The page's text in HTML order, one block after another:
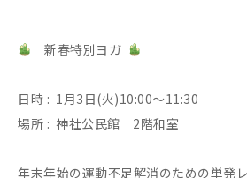
新春特別ヨガ
日時 : 1月3日(火)10:00〜11:30
場所 : 神社公民館 2階和室
年末年始の運動不足解消のための単発